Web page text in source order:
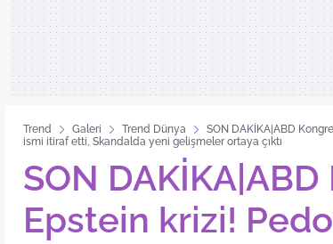
Trend Galeri Trend Dünya
SON DAKİKA|ABD
ismi itiraf etti, Skandalda yeni gelişmeler ortaya çıktı
SON
Epstein krizi!